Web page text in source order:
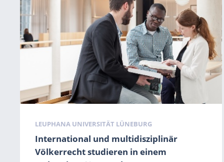
International und multidisziplinär
Völkerrecht studieren in einem
Schlagwörter
LEUPHANA UNIVERSITÄT LÜNEBURG